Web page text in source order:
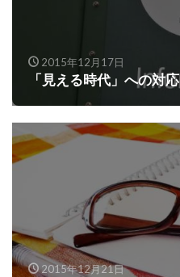
2015年12月17日
「見える時代」への対応
2015年12月21日